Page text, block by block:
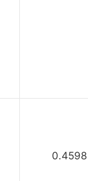
0.4598